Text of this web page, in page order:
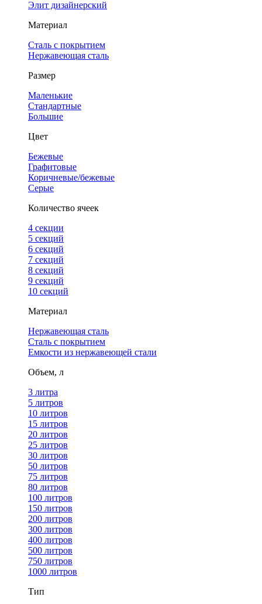
Элит дизайнерский
Материал
Сталь с покрытием
Нержавеющая сталь
Размер
Маленькие
Стандартные
Большие
Цвет
Бежевые
Графитовые
Коричневые/бежевые
Серые
Количество ячеек
4 cекции
5 секций
6 секций
7 секций
8 секций
9 секций
10 секций
Материал
Нержавеющая сталь
Сталь с покрытием
Емкости из нержавеющей стали
Объем, л
3 литра
5 литров
10 литров
15 литров
20 литров
25 литров
30 литров
50 литров
75 литров
80 литров
100 литров
150 литров
200 литров
300 литров
400 литров
500 литров
750 литров
1000 литров
Тип